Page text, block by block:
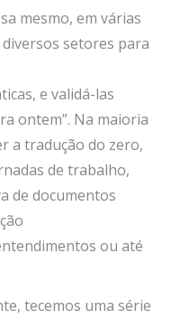
mesmo, em várias
setores para
e validá-las
ontem”. Na maioria
a tradução do zero,
de trabalho,
de documentos
ou até
tecemos uma série